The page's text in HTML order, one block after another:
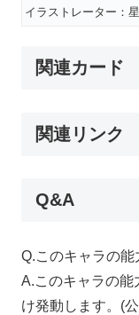
イラストレーター：
関連カード
関連リンク
Q&A
Q.このキャラの能
A.このキャラの能
け発動します。(